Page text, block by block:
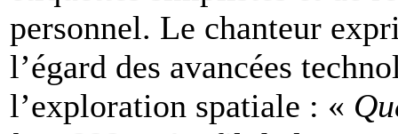
personnel. Le chanteur
l’égard des avancées
l’exploration spatiale : «